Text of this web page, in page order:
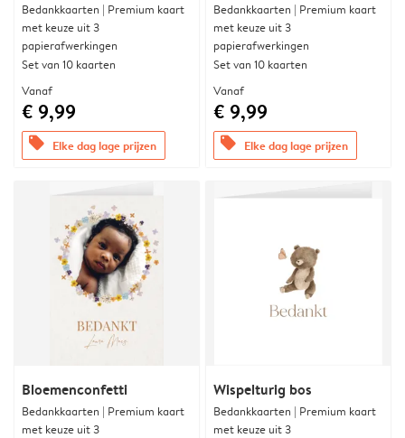
Bedankkaarten | Premium kaart
met keuze uit 3
papierafwerkingen
Set van 10 kaarten
Vanaf
€ 9,99
offers Elke dag lage prijzen
Bedankkaarten | Premium kaart
met keuze uit 3
papierafwerkingen
Set van 10 kaarten
Vanaf
€ 9,99
offers Elke dag lage prijzen
Bloemenconfetti
Bedankkaarten | Premium kaart
met keuze uit 3
Wispelturig bos
Bedankkaarten | Premium kaart
met keuze uit 3